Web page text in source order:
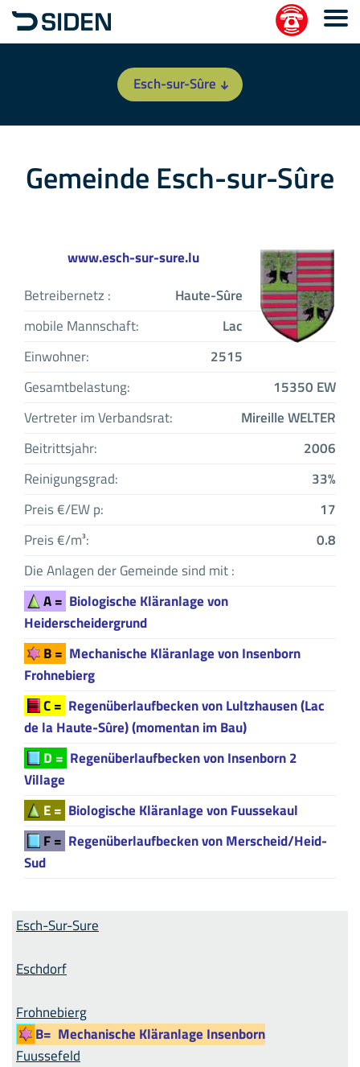
Esch-sur-Sûre
Gemeinde Esch-sur-Sûre
www.esch-sur-sure.lu
Betreibernetz :
Haute-Sûre
mobile Mannschaft:
Lac
Einwohner:
2515
Gesamtbelastung:
15350 EW
Vertreter im Verbandsrat:
Mireille WELTER
Beitrittsjahr:
2006
Reinigungsgrad:
33%
Preis €/EW p:
17
Preis €/m³:
0.8
Die Anlagen der Gemeinde sind mit :
A = Biologische Kläranlage von
Heiderscheidergrund
B = Mechanische Kläranlage von Insenborn
Frohnebierg
C = Regenüberlaufbecken von Lultzhausen (Lac
de la Haute-Sûre) (momentan im Bau)
D = Regenüberlaufbecken von Insenborn 2
Village
E = Biologische Kläranlage von Fuussekaul
F = Regenüberlaufbecken von Merscheid/Heid-
Sud
Esch-Sur-Sure
Eschdorf
Frohnebierg
B=
Mechanische Kläranlage Insenborn
Fuussefeld